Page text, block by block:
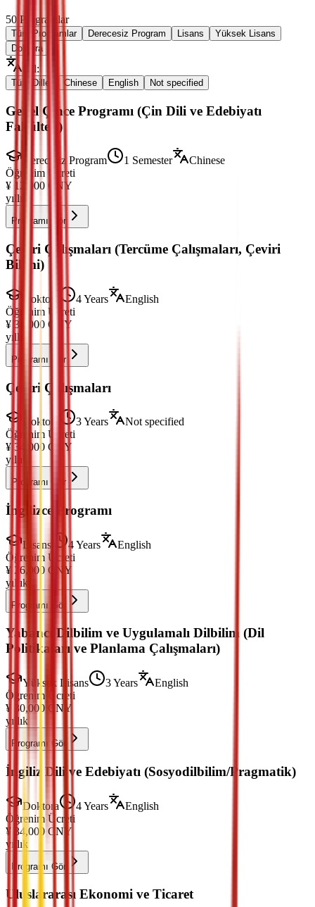
50 Programlar
Tüm Programlar Derecesiz Program Lisans
Yüksek Lisans
Doktora
Dil:
Tüm Diller Chinese English Not specified
Genel Çince Programı (Çin Dili ve Edebiyatı
Fakültesi)
Derecesiz Program 1 Semester
Chinese
Öğrenim Ücreti
¥ 12,000 CNY
yıllık
Programı Gör
Çeviri Çalışmaları (Tercüme Çalışmaları, Çeviri
Bilimi)
Doktora 4 Years
English
Öğrenim Ücreti
¥ 34,000 CNY
yıllık
Programı Gör
Çeviri Çalışmaları
Doktora 3 Years
Not specified
Öğrenim Ücreti
¥ 34,000 CNY
yıllık
Programı Gör
İngilizce Programı
Lisans 4 Years
English
Öğrenim Ücreti
¥ 26,000 CNY
yıllık
Programı Gör
Yabancı Dilbilim ve Uygulamalı Dilbilim (Dil
Politikaları ve Planlama Çalışmaları)
Yüksek Lisans 3 Years
English
Öğrenim Ücreti
¥
30,000 CNY
yıllık
Programı Gör
İngiliz Dili ve Edebiyatı (Sosyodilbilim/Pragmatik)
Doktora 4 Years
English
Öğrenim Ücreti
¥ 34,000 CNY
yıllık
Programı Gör
Uluslararası Ekonomi ve Ticaret